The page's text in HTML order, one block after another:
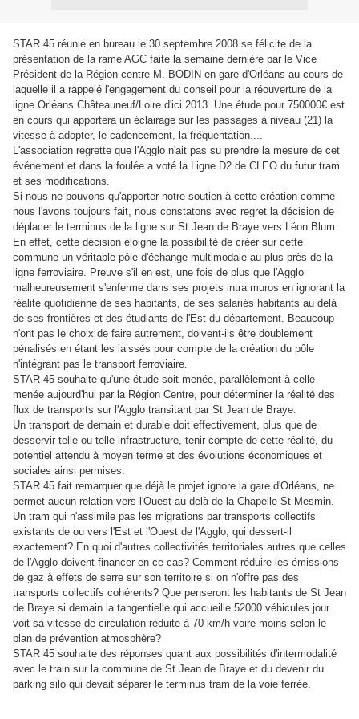
STAR 45 réunie en bureau le 30 septembre 2008 se félicite de la
présentation de la rame AGC faite la semaine dernière par le Vice
Président de la Région centre M. BODIN en gare d'Orléans au cours de
laquelle il a rappelé l'engagement du conseil pour la réouverture de la
ligne Orléans Châteauneuf/Loire d'ici 2013. Une étude pour 750000€ est
en cours qui apportera un éclairage sur les passages à niveau (21) la
vitesse à adopter, le cadencement, la fréquentation....
L'association regrette que l'Agglo n'ait pas su prendre la mesure de cet
événement et dans la foulée a voté la Ligne D2 de CLEO du futur tram
et ses modifications.
Si nous ne pouvons qu'apporter notre soutien à cette création comme
nous l'avons toujours fait, nous constatons avec regret la décision de
déplacer le terminus de la ligne sur St Jean de Braye vers Léon Blum.
En effet, cette décision éloigne la possibilité de créer sur cette
commune un véritable pôle d'échange multimodale au plus près de la
ligne ferroviaire. Preuve s'il en est, une fois de plus que l'Agglo
malheureusement s'enferme dans ses projets intra muros en ignorant la
réalité quotidienne de ses habitants, de ses salariés habitants au delà
de ses frontières et des étudiants de l'Est du département. Beaucoup
n'ont pas le choix de faire autrement, doivent-ils être doublement
pénalisés en étant les laissés pour compte de la création du pôle
n'intégrant pas le transport ferroviaire.
STAR 45 souhaite qu'une étude soit menée, parallèlement à celle
menée aujourd'hui par la Région Centre, pour déterminer la réalité des
flux de transports sur l'Agglo transitant par St Jean de Braye.
Un transport de demain et durable doit effectivement, plus que de
desservir telle ou telle infrastructure, tenir compte de cette réalité, du
potentiel attendu à moyen terme et des évolutions économiques et
sociales ainsi permises.
STAR 45 fait remarquer que déjà le projet ignore la gare d'Orléans, ne
permet aucun relation vers l'Ouest au delà de la Chapelle St Mesmin.
Un tram qui n'assimile pas les migrations par transports collectifs
existants de ou vers l'Est et l'Ouest de l'Agglo, qui dessert-il
exactement? En quoi d'autres collectivités territoriales autres que celles
de l'Agglo doivent financer en ce cas? Comment réduire les émissions
de gaz à effets de serre sur son territoire si on n'offre pas des
transports collectifs cohérents? Que penseront les habitants de St Jean
de Braye si demain la tangentielle qui accueille 52000 véhicules jour
voit sa vitesse de circulation réduite à 70 km/h voire moins selon le
plan de prévention atmosphère?
STAR 45 souhaite des réponses quant aux possibilités d'intermodalité
avec le train sur la commune de St Jean de Braye et du devenir du
parking silo qui devait séparer le terminus tram de la voie ferrée.